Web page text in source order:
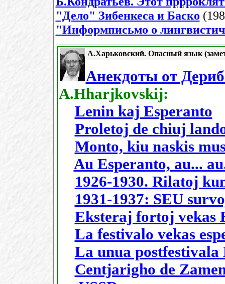
"Дело" Зибенкеса и Баско
"Информписьмо о
А.Харьковский. Опасный язык
Анекдоты от
A.Hharjkovskij:
Lenin kaj Esperanto
Proletoj de chiuj
Monto, kiu naskis
Au Esperanto, au...
1926-1930. Rilatoj
1931-1937: SEU
Eksteraj fortoj vekas
La festivalo vekas
La unua postfestivala
Centjarigho de